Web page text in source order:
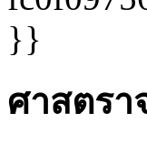
ศาสตร